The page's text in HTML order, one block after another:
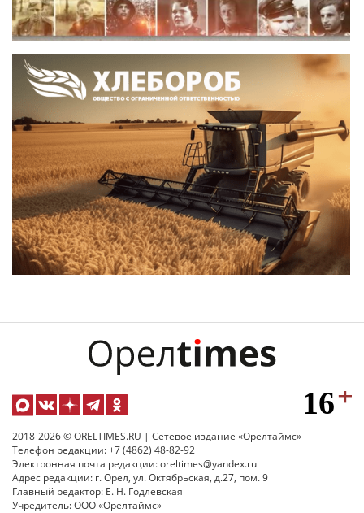
2018-2026 © ORELTIMES.RU | Сетевое издание «Орелтаймс»
Телефон редакции: +7 (4862) 48-82-92
Электронная почта редакции: oreltimes@yandex.ru
Адрес редакции: г. Орел, ул. Октябрьская, д.27, пом. 9
Главный редактор: Е. Н. Годлевская
Учредитель: ООО «Орелтаймс»